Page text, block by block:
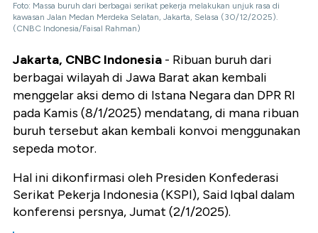
Foto: Massa buruh dari berbagai serikat pekerja melakukan unjuk rasa di
kawasan Jalan Medan Merdeka Selatan, Jakarta, Selasa (30/12/2025).
(CNBC Indonesia/Faisal Rahman)
Jakarta, CNBC Indonesia - Ribuan buruh dari
berbagai wilayah di Jawa Barat akan kembali
menggelar aksi demo di Istana Negara dan DPR RI
pada Kamis (8/1/2025) mendatang, di mana ribuan
buruh tersebut akan kembali konvoi menggunakan
sepeda motor.
Hal ini dikonfirmasi oleh Presiden Konfederasi
Serikat Pekerja Indonesia (KSPI), Said Iqbal dalam
konferensi persnya, Jumat (2/1/2025).